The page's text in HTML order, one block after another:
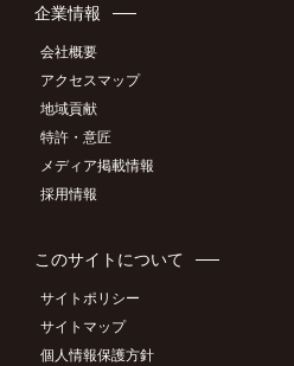
企業情報
会社概要
アクセスマップ
地域貢献
特許・意匠
メディア掲載情報
採用情報
このサイトについて
サイトポリシー
サイトマップ
個人情報保護方針